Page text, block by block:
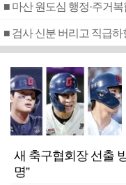
■ 마산 원도심 행정·주거
새 축구협회장 선출
명”